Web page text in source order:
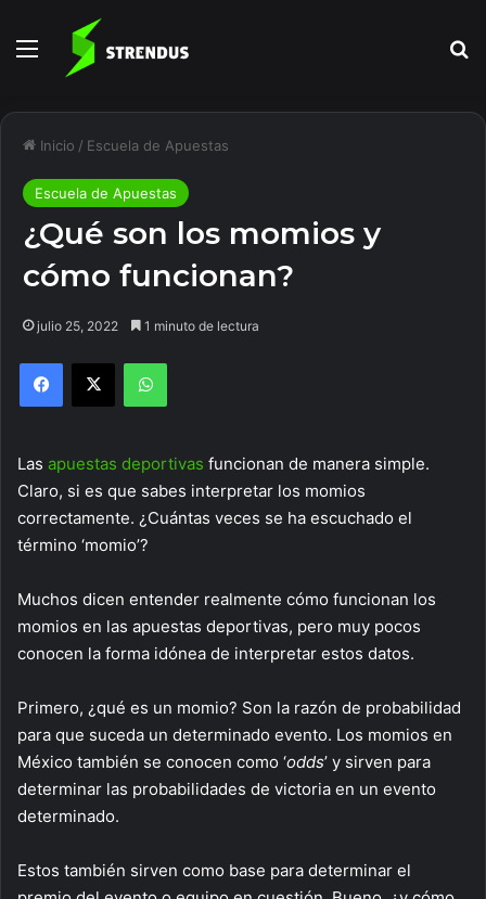
Menú
Inicio / Escuela de Apuestas
Escuela de Apuestas
¿Qué son los momios y
cómo funcionan?
julio 25, 2022 1 minuto de lectura
Facebook
X WhatsApp
Las apuestas deportivas funcionan de manera simple.
Claro, si es que sabes interpretar los momios
correctamente. ¿Cuántas veces se ha escuchado el
término ‘momio’?
Muchos dicen entender realmente cómo funcionan los
momios en las apuestas deportivas, pero muy pocos
conocen la forma idónea de interpretar estos datos.
Primero, ¿qué es un momio? Son la razón de probabilidad
para que suceda un determinado evento. Los momios en
México también se conocen como ‘odds’ y sirven para
determinar las probabilidades de victoria en un evento
determinado.
Estos también sirven como base para determinar el